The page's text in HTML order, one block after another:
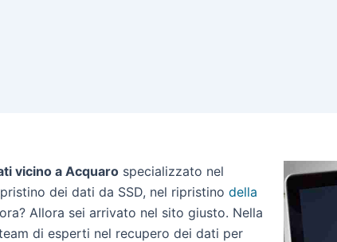
vicino a Acquaro specializzato nel
dei dati da SSD, nel ripristino della
Allora sei arrivato nel sito giusto. Nella
di esperti nel recupero dei dati per